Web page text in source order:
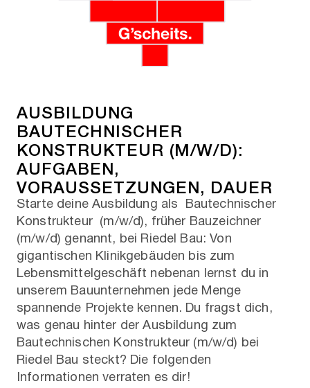
AUSBILDUNG
BAUTECHNISCHER
KONSTRUKTEUR (M/W/D):
AUFGABEN,
VORAUSSETZUNGEN, DAUER
Starte deine Ausbildung als Bautechnischer
Konstrukteur (m/w/d), früher Bauzeichner
(m/w/d) genannt, bei Riedel Bau: Von
gigantischen Klinikgebäuden bis zum
Lebensmittelgeschäft nebenan lernst du in
unserem Bauunternehmen jede Menge
spannende Projekte kennen. Du fragst dich,
was genau hinter der Ausbildung zum
Bautechnischen Konstrukteur (m/w/d) bei
Riedel Bau steckt? Die folgenden
Informationen verraten es dir!